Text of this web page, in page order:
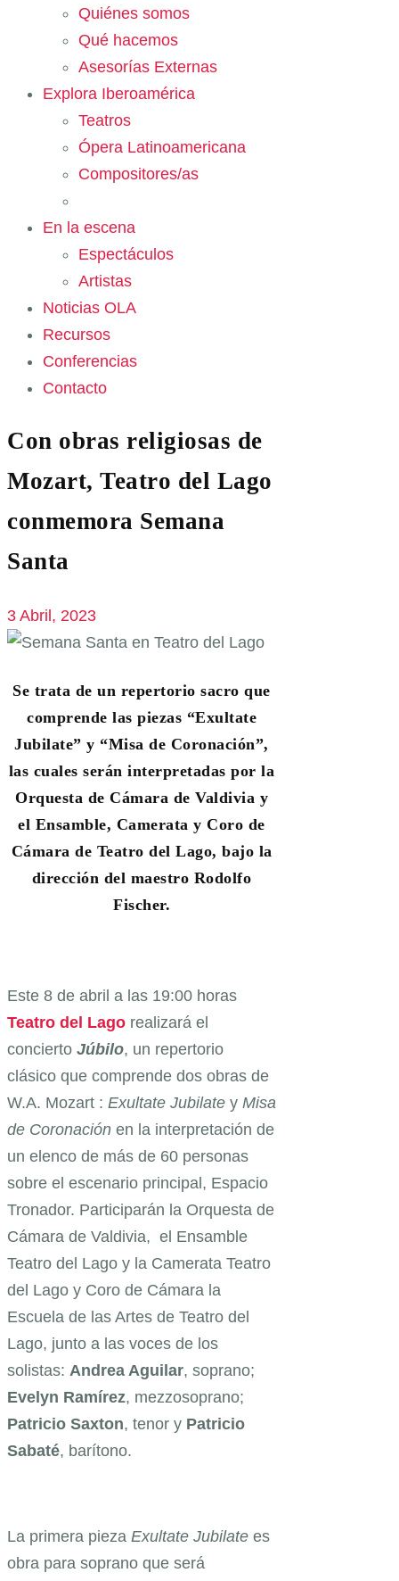
Quiénes somos
Qué hacemos
Asesorías Externas
Explora Iberoamérica
Teatros
Ópera Latinoamericana
Compositores/as
En la escena
Espectáculos
Artistas
Noticias OLA
Recursos
Conferencias
Contacto
Con obras religiosas de
Mozart, Teatro del Lago
conmemora Semana
Santa
3 Abril, 2023
Se trata de un repertorio sacro que
comprende las piezas “Exultate
Jubilate” y “Misa de Coronación”,
las cuales serán interpretadas por la
Orquesta de Cámara de Valdivia y
el Ensamble, Camerata y Coro de
Cámara de Teatro del Lago, bajo la
dirección del maestro Rodolfo
Fischer.
Este 8 de abril a las 19:00 horas
Teatro del Lago realizará el
concierto Júbilo, un repertorio
clásico que comprende dos obras de
W.A. Mozart : Exultate Jubilate y Misa
de Coronación en la interpretación de
un elenco de más de 60 personas
sobre el escenario principal, Espacio
Tronador. Participarán la Orquesta de
Cámara de Valdivia, el Ensamble
Teatro del Lago y la Camerata Teatro
del Lago y Coro de Cámara la
Escuela de las Artes de Teatro del
Lago, junto a las voces de los
solistas: Andrea Aguilar, soprano;
Evelyn Ramírez, mezzosoprano;
Patricio Saxton, tenor y Patricio
Sabaté, barítono.
La primera pieza Exultate Jubilate es
obra para soprano que será